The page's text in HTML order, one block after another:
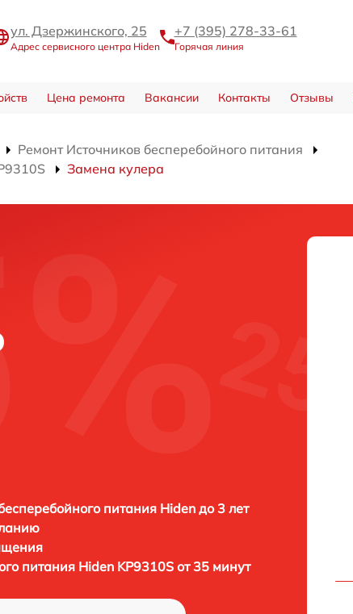
ул. Дзержинского, 25
Адрес сервисного центра Hiden
+7 (395) 278-33-61
Горячая линия
Цена ремонта Вакансии Контакты Отзывы
Ремонт Источников бесперебойного питания
Замена кулера
питания Hiden до 3 лет
питания Hiden KP9310S от 35 минут